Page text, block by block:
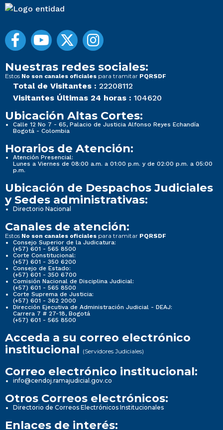
Nuestras redes sociales:
Estos No son canales oficiales para tramitar PQRSDF
Total de Visitantes : 22208112
Visitantes Últimas 24 horas : 104620
Ubicación Altas Cortes:
Calle 12 No 7 - 65, Palacio de Justicia Alfonso Reyes Echandía
Bogotá - Colombia
Horarios de Atención:
Atención Presencial:
Lunes a Viernes de 08:00 a.m. a 01:00 p.m. y de 02:00 p.m. a 05:00
p.m.
Ubicación de Despachos Judiciales
y Sedes administrativas:
Directorio Nacional
Canales de atención:
Estos No son canales oficiales para tramitar PQRSDF
Consejo Superior de la Judicatura:
(+57) 601 - 565 8500
Corte Constitucional:
(+57) 601 - 350 6200
Consejo de Estado:
(+57) 601 - 350 6700
Comisión Nacional de Disciplina Judicial:
(+57) 601 - 565 8500
Corte Suprema de Justicia:
(+57) 601 - 362 2000
Dirección Ejecutiva de Administración Judicial - DEAJ:
Carrera 7 # 27-18, Bogotá
(+57) 601 - 565 8500
Acceda a su correo electrónico
institucional (Servidores Judiciales)
Correo electrónico institucional:
info@cendoj.ramajudicial.gov.co
Otros Correos electrónicos:
Directorio de Correos Electrónicos Institucionales
Enlaces de interés: